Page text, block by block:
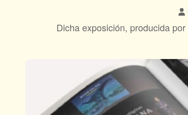
Dicha exposición, producida